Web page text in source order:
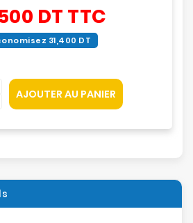
DT TTC
31,400 DT
AJOUTER AU PANIER